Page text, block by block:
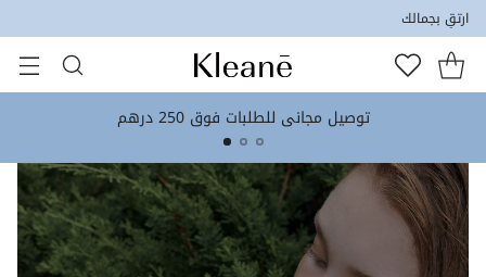
ارتقِ بجمالك
توصيل مجاني للطلبات فوق 250 درهم